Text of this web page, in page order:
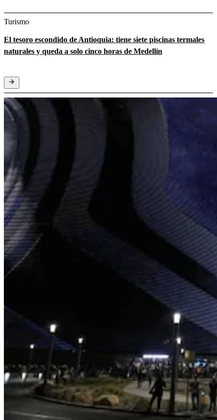
Turismo
El tesoro escondido de Antioquia: tiene siete piscinas termales
naturales y queda a solo cinco horas de Medellín